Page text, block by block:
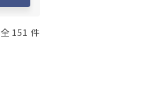
全 151 件